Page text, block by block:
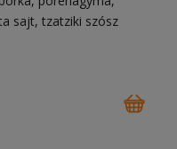
sajt tzatziki szósz